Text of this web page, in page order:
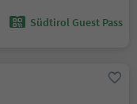
Südtirol Guest Pass